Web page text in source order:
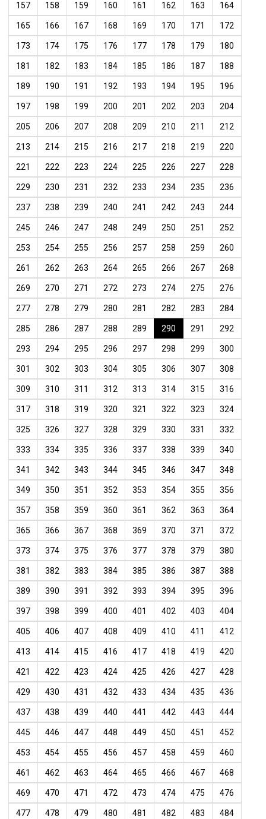
157 158 159 160 161 162 163 164
165 166 167 168 169 170 171 172
173 174 175 176 177 178 179 180
181 182 183 184 185 186 187 188
189 190 191 192 193 194 195 196
197 198 199 200 201 202 203 204
205 206 207 208 209 210 211 212
213 214 215 216 217 218 219 220
221 222 223 224 225 226 227 228
229 230 231 232 233 234 235 236
237 238 239 240 241 242 243 244
245 246 247 248 249 250 251 252
253 254 255 256 257 258 259 260
261 262 263 264 265 266 267 268
269 270 271 272 273 274 275 276
277 278 279 280 281 282 283 284
285 286 287 288 289 290 291 292
293 294 295 296 297 298 299 300
301 302 303 304 305 306 307 308
309 310 311 312 313 314 315 316
317 318 319 320 321 322 323 324
325 326 327 328 329 330 331 332
333 334 335 336 337 338 339 340
341 342 343 344 345 346 347 348
349 350 351 352 353 354 355 356
357 358 359 360 361 362 363 364
365 366 367 368 369 370 371 372
373 374 375 376 377 378 379 380
381 382 383 384 385 386 387 388
389 390 391 392 393 394 395 396
397 398 399 400 401 402 403 404
405 406 407 408 409 410 411 412
413 414 415 416 417 418 419 420
421 422 423 424 425 426 427 428
429 430 431 432 433 434 435 436
437 438 439 440 441 442 443 444
445 446 447 448 449 450 451 452
453 454 455 456 457 458 459 460
461 462 463 464 465 466 467 468
469 470 471 472 473 474 475 476
477 478 479 480 481 482 483 484